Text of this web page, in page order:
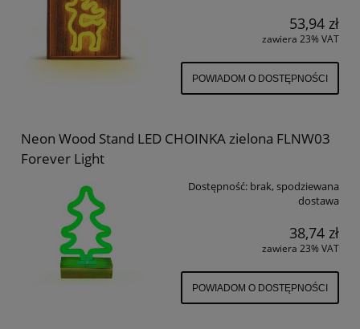
53,94 zł
zawiera 23% VAT
POWIADOM O DOSTĘPNOŚCI
Neon Wood Stand LED CHOINKA zielona FLNW03
Forever Light
Dostępność: brak, spodziewana
dostawa
38,74 zł
zawiera 23% VAT
POWIADOM O DOSTĘPNOŚCI